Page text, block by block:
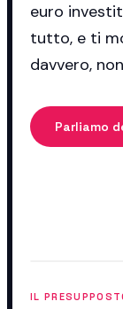
euro
tutto, e ti
davvero,
Parliamo
IL